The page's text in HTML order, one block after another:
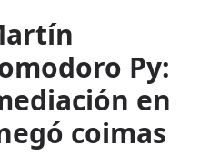
Py:
en
coimas